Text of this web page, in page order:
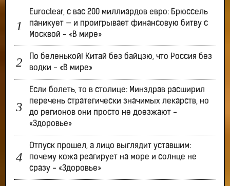
Euroclear, с вас 200 миллиардов евро: Брюссель
паникует — и проигрывает финансовую битву с
Москвой - «В мире»
По беленькой! Китай без байцзю, что Россия без
водки - «В мире»
Если болеть, то в столице: Минздрав расширил
перечень стратегически значимых лекарств, но
до регионов они просто не доезжают -
«Здоровье»
Отпуск прошел, а лицо выглядит уставшим:
почему кожа реагирует на море и солнце не
сразу - «Здоровье»